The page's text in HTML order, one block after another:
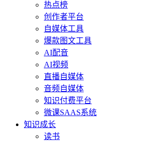
热点榜
创作者平台
自媒体工具
爆款图文工具
AI配音
AI视频
直播自媒体
音频自媒体
知识付费平台
微课SAAS系统
知识成长
读书